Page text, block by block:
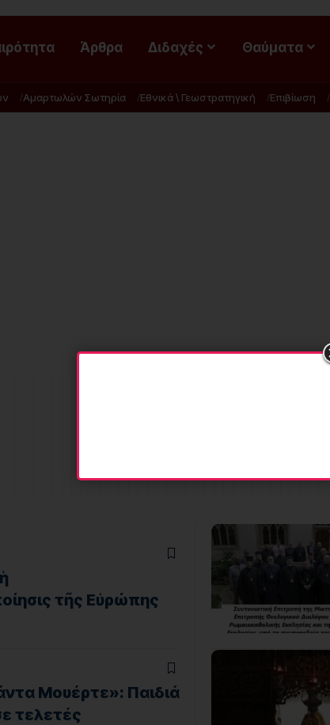
Άρθρα Διδαχές Θαύματα
Αμαρτωλών Σωτηρία Εθνικά \ Γεωστρατηγική Επιβίωση
τῆς Εὐρώπης
Μουέρτε»: Παιδιά
τελετές